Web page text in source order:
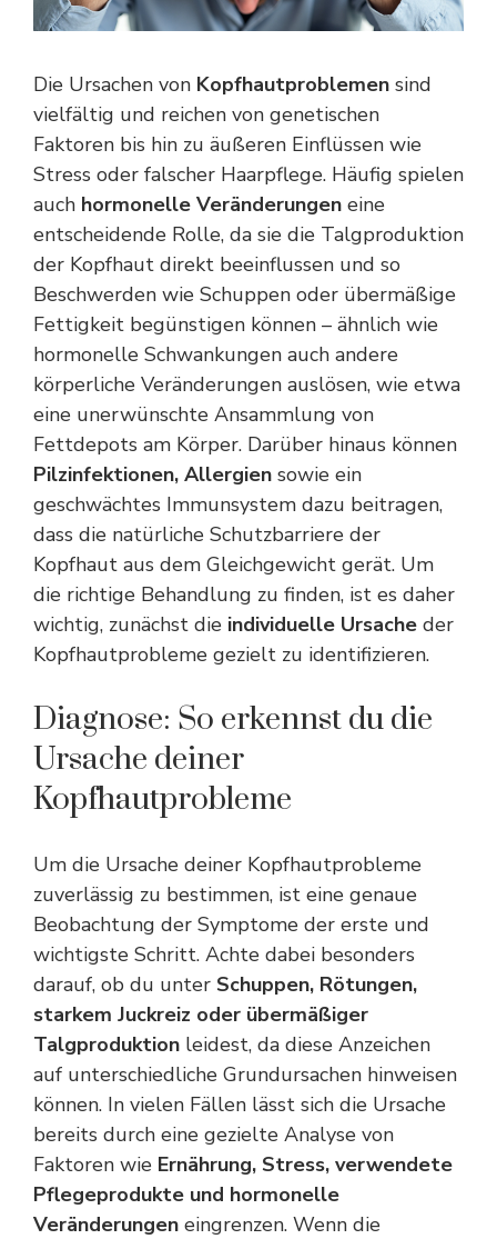
Die Ursachen von Kopfhautproblemen sind
vielfältig und reichen von genetischen
Faktoren bis hin zu äußeren Einflüssen wie
Stress oder falscher Haarpflege. Häufig spielen
auch hormonelle Veränderungen eine
entscheidende Rolle, da sie die Talgproduktion
der Kopfhaut direkt beeinflussen und so
Beschwerden wie Schuppen oder übermäßige
Fettigkeit begünstigen können – ähnlich wie
hormonelle Schwankungen auch andere
körperliche Veränderungen auslösen, wie etwa
eine unerwünschte Ansammlung von
Fettdepots am Körper. Darüber hinaus können
Pilzinfektionen, Allergien sowie ein
geschwächtes Immunsystem dazu beitragen,
dass die natürliche Schutzbarriere der
Kopfhaut aus dem Gleichgewicht gerät. Um
die richtige Behandlung zu finden, ist es daher
wichtig, zunächst die individuelle Ursache der
Kopfhautprobleme gezielt zu identifizieren.
Diagnose: So erkennst du die
Ursache deiner
Kopfhautprobleme
Um die Ursache deiner Kopfhautprobleme
zuverlässig zu bestimmen, ist eine genaue
Beobachtung der Symptome der erste und
wichtigste Schritt. Achte dabei besonders
darauf, ob du unter Schuppen, Rötungen,
starkem Juckreiz oder übermäßiger
Talgproduktion leidest, da diese Anzeichen
auf unterschiedliche Grundursachen hinweisen
können. In vielen Fällen lässt sich die Ursache
bereits durch eine gezielte Analyse von
Faktoren wie Ernährung, Stress, verwendete
Pflegeprodukte und hormonelle
Veränderungen eingrenzen. Wenn die